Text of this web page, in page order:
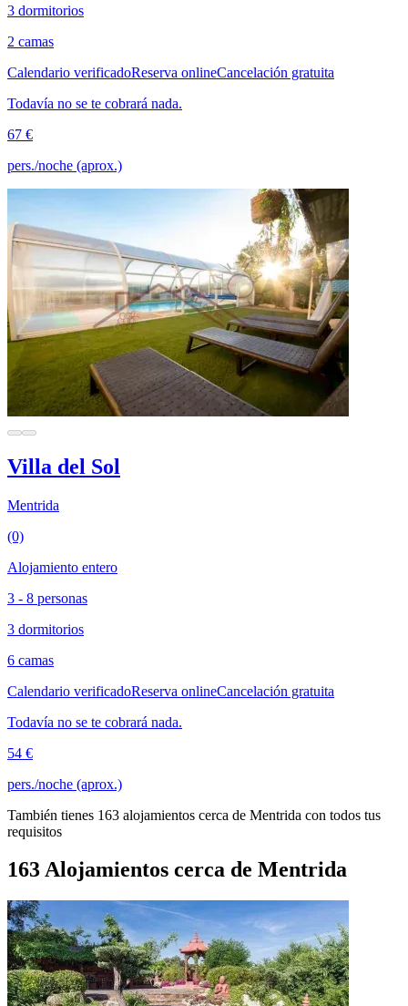
3 dormitorios
2 camas
Calendario verificadoReserva onlineCancelación gratuita
Todavía no se te cobrará nada.
67 €
pers./noche (aprox.)
Villa del Sol
Mentrida
(0)
Alojamiento entero
3 - 8 personas
3 dormitorios
6 camas
Calendario verificadoReserva onlineCancelación gratuita
Todavía no se te cobrará nada.
54 €
pers./noche (aprox.)
También tienes 163 alojamientos cerca de Mentrida con todos tus
requisitos
163 Alojamientos cerca de Mentrida